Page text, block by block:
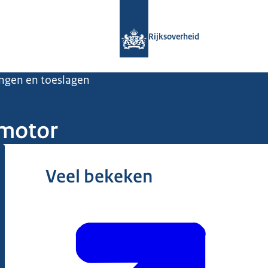
Rijksoverheid
en toeslagen
Veel bekeken